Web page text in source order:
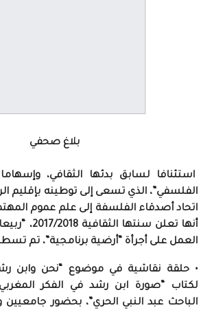
بلاغ صحفي
استئنافا لسابق بدئها الثقافي،
الفلسفي”، الذي تسعى إلى توطينه بإقليم
اتحاد أصدقاء الفلسفة إلى علم عموم
أنها تعلن
العمل على أجرأة “أرضية برنامجية”، تم
• حلقة نقاشية في موضوع “نحن وابن
لكتاب “صورة ابن رشد في الفكر المغربي
الباحث عبد النبي الحري”، بحضور